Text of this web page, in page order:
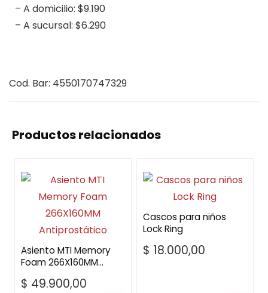
– A domicilio: $9.190
– A sucursal: $6.290
Cod. Bar: 4550170747329
Productos relacionados
Asiento MTI Memory
Foam 266X160MM
$ 49.900,00
Cascos para niños
Lock Ring
$ 18.000,00